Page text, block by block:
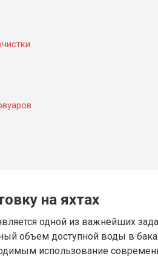
на яхтах
одной из важнейших
объем доступной воды в
использование